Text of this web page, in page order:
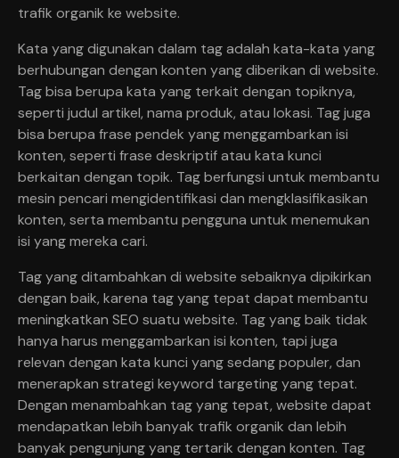
trafik organik ke website.
Kata yang digunakan dalam tag adalah kata-kata yang
berhubungan dengan konten yang diberikan di website.
Tag bisa berupa kata yang terkait dengan topiknya,
seperti judul artikel, nama produk, atau lokasi. Tag juga
bisa berupa frase pendek yang menggambarkan isi
konten, seperti frase deskriptif atau kata kunci
berkaitan dengan topik. Tag berfungsi untuk membantu
mesin pencari mengidentifikasi dan mengklasifikasikan
konten, serta membantu pengguna untuk menemukan
isi yang mereka cari.
Tag yang ditambahkan di website sebaiknya dipikirkan
dengan baik, karena tag yang tepat dapat membantu
meningkatkan SEO suatu website. Tag yang baik tidak
hanya harus menggambarkan isi konten, tapi juga
relevan dengan kata kunci yang sedang populer, dan
menerapkan strategi keyword targeting yang tepat.
Dengan menambahkan tag yang tepat, website dapat
mendapatkan lebih banyak trafik organik dan lebih
banyak pengunjung yang tertarik dengan konten. Tag